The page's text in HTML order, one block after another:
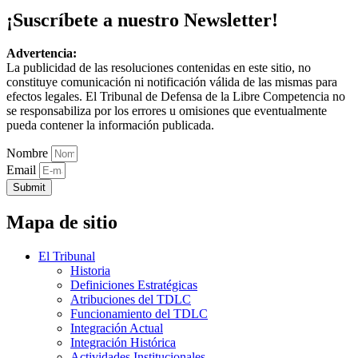
¡Suscríbete a nuestro Newsletter!
Advertencia:
La publicidad de las resoluciones contenidas en este sitio, no
constituye comunicación ni notificación válida de las mismas para
efectos legales. El Tribunal de Defensa de la Libre Competencia no
se responsabiliza por los errores u omisiones que eventualmente
pueda contener la información publicada.
Nombre
Email
Submit
Mapa de sitio
El Tribunal
Historia
Definiciones Estratégicas
Atribuciones del TDLC
Funcionamiento del TDLC
Integración Actual
Integración Histórica